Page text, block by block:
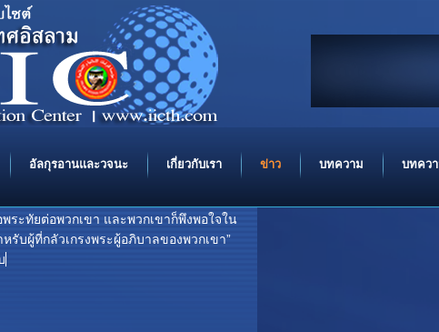
ระทัยต่อพวกเขา และพวกเขาก็พึงพอใจใน
รับผู้ที่กลัวเกรงพระผู้อภิบาลของพวกเขา”
ยินะฮ์ โองการที่ 8) ...
อัลกุรอานและวจนะ เกี่ยวกับเรา ข่าว บทความ บทคว